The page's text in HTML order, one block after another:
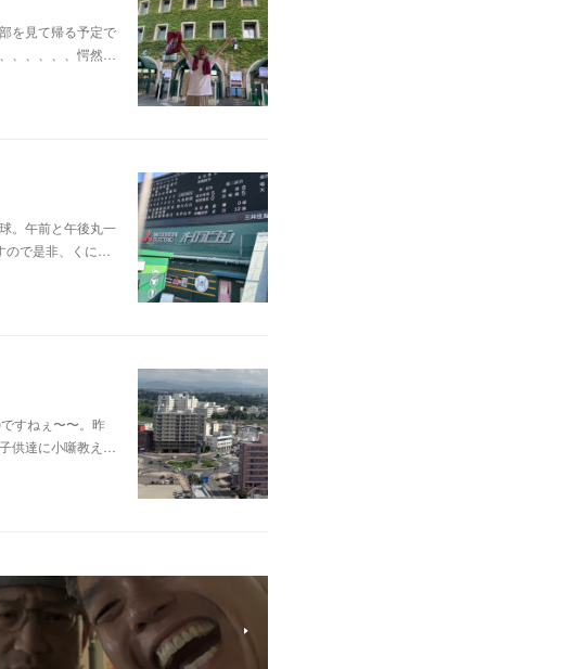
を見て帰る予定で
、、、、、愕然…
。午前と午後丸一
で是非、くに…
すねぇ〜〜。昨
供達に小噺教え…